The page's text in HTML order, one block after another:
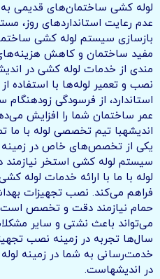
لوله کشی ساختمان‌های قدیمی به
عدم رعایت استانداردهای روز،
بازسازی سیستم لوله کشی
مفید ساختمان و کاهش
مندی از خدمات لوله کشی در
نصب و تعمیر لوله‌ها با استفاده
استاندارد، از فرسودگی
عمر ساختمان شما را افزایش
اندیشهبا تیم تخصصی لوله با ما
یکی از تخصص‌های خاص در زمینه
سیستم لوله کشی استخر
لوله با ما با ارائه خدمات لوله
فراهم می‌کند. نصب تجهیزات
حمام نیازمند دقت و تخصص
می‌تواند باعث نشتی و سایر
سال‌ها تجربه در زمینه نصب
خدمت‌رسانی به شما در زمینه
در اندیشهاست.